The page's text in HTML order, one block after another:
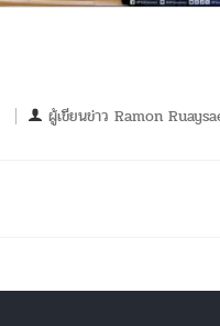
ผู้เขียนข่าว Ramon